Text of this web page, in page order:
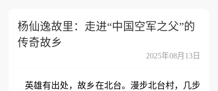
杨仙逸故里：走进“中国空军之父”的
传奇故乡
2025年08月13日
英雄有出处，故乡在北台。漫步北台村，几步